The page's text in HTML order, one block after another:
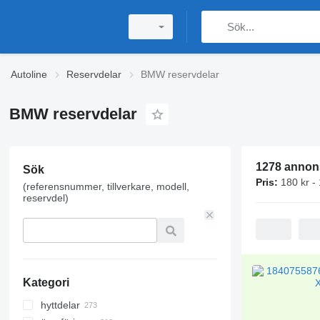
Autoline Reservdelar BMW reservdelar
BMW reservdelar
Sök
(referensnummer, tillverkare, modell,
reservdel)
Kategori
hyttdelar
1278
Pris: 180 kr -